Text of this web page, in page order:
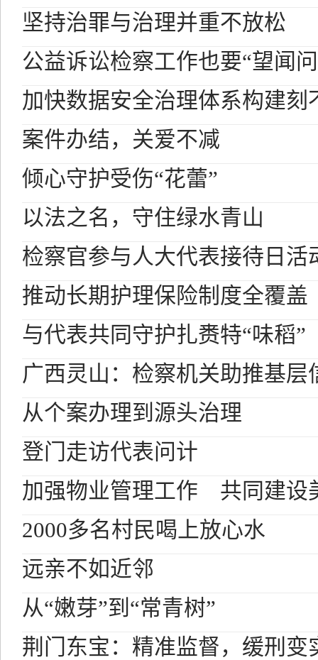
坚持治罪与治理并重不放松
公益诉讼检察工作也要“望闻
加快数据安全治理体系构建刻
案件办结，关爱不减
倾心守护受伤“花蕾”
以法之名，守住绿水青山
检察官参与人大代表接待日活
推动长期护理保险制度全覆盖
与代表共同守护扎赉特“味稻”
广西灵山：检察机关助推基层
从个案办理到源头治理
登门走访代表问计
加强物业管理工作 共同建设
2000多名村民喝上放心水
远亲不如近邻
从“嫩芽”到“常青树”
荆门东宝：精准监督，缓刑变